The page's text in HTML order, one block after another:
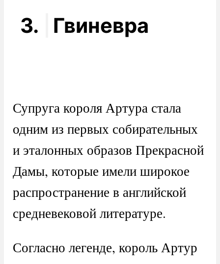
3. Гвиневра
Супруга короля Артура стала
одним из первых собирательных
и эталонных образов Прекрасной
Дамы, которые имели широкое
распространение в английской
средневековой литературе.
Согласно легенде, король Артур